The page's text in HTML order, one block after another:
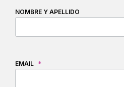
NOMBRE Y APELLIDO
EMAIL *